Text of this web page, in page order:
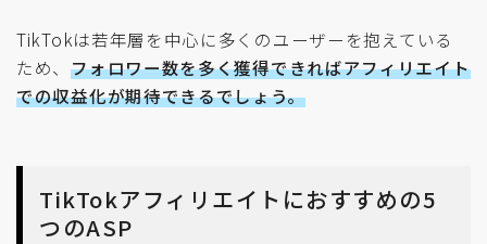
TikTokは若年層を中心に多くのユーザーを抱えている
ため、フォロワー数を多く獲得できればアフィリエイト
での収益化が期待できるでしょう。
TikTokアフィリエイトにおすすめの5
つのASP